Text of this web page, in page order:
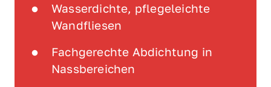
Wasserdichte, pflegeleichte
Wandfliesen
Fachgerechte Abdichtung in
Nassbereichen